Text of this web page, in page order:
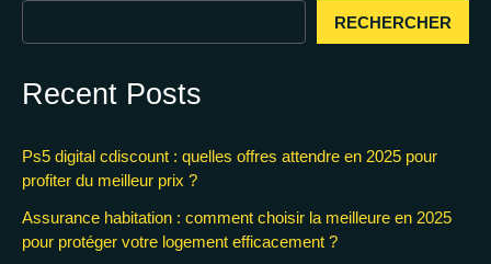
RECHERCHER
Recent Posts
Ps5 digital cdiscount : quelles offres attendre en 2025 pour
profiter du meilleur prix ?
Assurance habitation : comment choisir la meilleure en 2025
pour protéger votre logement efficacement ?